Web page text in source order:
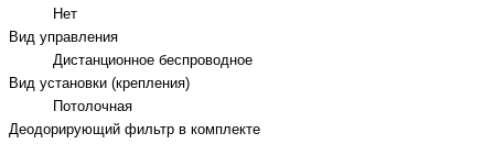
Нет
Вид управления
Дистанционное беспроводное
Вид установки (крепления)
Потолочная
Деодорирующий фильтр в комплекте